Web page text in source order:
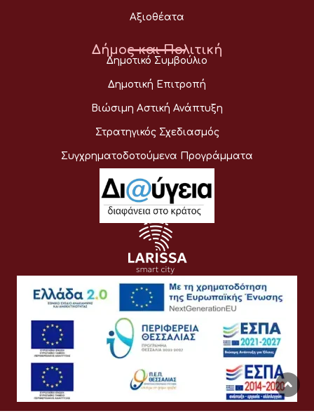
Αξιοθέατα
Δήμος και Πολιτική
Δημοτικό Συμβούλιο
Δημοτική Επιτροπή
Βιώσιμη Αστική Ανάπτυξη
Στρατηγικός Σχεδιασμός
Συγχρηματοδοτούμενα Προγράμματα